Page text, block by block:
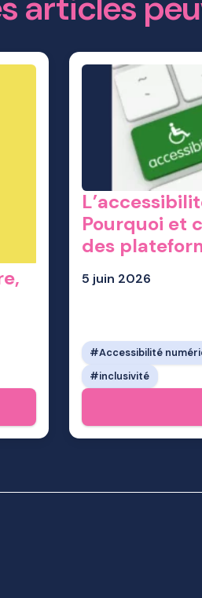
Pourquoi et
des
5 juin 2026
Accessibilité
inclusivité